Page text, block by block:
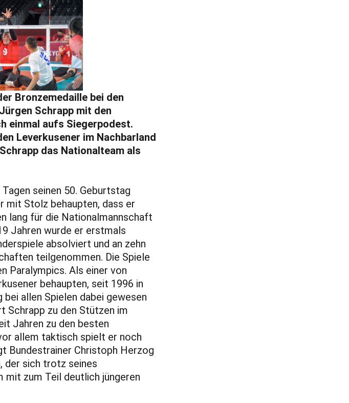
Bronzemedaille bei den
Schrapp mit den
einmal aufs Siegerpodest.
Leverkusener im Nachbarland
das Nationalteam als
seinen 50. Geburtstag
mit Stolz behaupten, dass er
lang für die Nationalmannschaft
Jahren wurde er erstmals
absolviert und an zehn
teilgenommen. Die Spiele
Paralympics. Als einer von
behaupten, seit 1996 in
allen Spielen dabei gewesen
Schrapp zu den Stützen im
Jahren zu den besten
allem taktisch spielt er noch
Bundestrainer Christoph Herzog
der sich trotz seines
zum Teil deutlich jüngeren